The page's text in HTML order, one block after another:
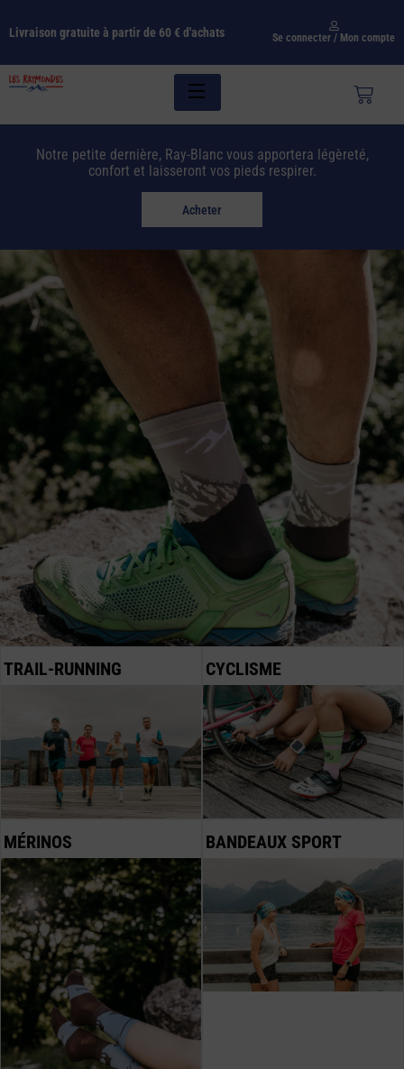
Livraison gratuite à partir de 60 € d'achats Se connecter / Mon compte
Notre petite dernière, Ray-Blanc vous apportera légèreté,
confort et laisseront vos pieds respirer.
Acheter
TRAIL-RUNNING CYCLISME
MÉRINOS BANDEAUX SPORT